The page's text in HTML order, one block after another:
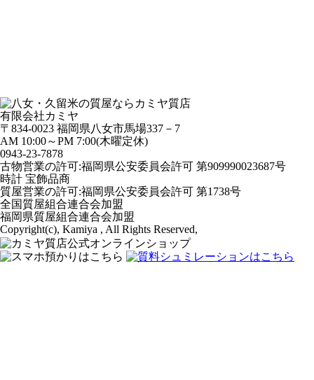
有限会社カミヤ
〒834-0023 福岡県八女市馬場337－7
AM 10:00～PM 7:00(木曜定休)
0943-23-7878
古物営業の許可:福岡県公安委員会許可 第909990023687号
時計 宝飾品商
質屋営業の許可:福岡県公安委員会許可 第1738号
全国質屋組合連合会加盟
福岡県質屋組合連合会加盟
Copyright(c), Kamiya , All Rights Reserved,